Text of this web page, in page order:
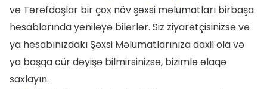
və Tərəfdaşlar bir çox növ şəxsi məlumatları birbaşa
hesablarında yeniləyə bilərlər. Siz ziyarətçisinizsə və
ya hesabınızdakı Şəxsi Məlumatlarınıza daxil ola və
ya başqa cür dəyişə bilmirsinizsə, bizimlə əlaqə
saxlayın.